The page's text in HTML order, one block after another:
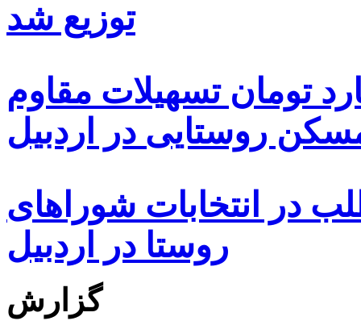
توزیع شد
هزار و ۴۸۰ میلیارد تومان تسهیلات مقاوم
روستایی در اردبیل
از ۵۰۰۰ داوطلب در انتخابات شوراهای
روستا در اردبیل
گزارش